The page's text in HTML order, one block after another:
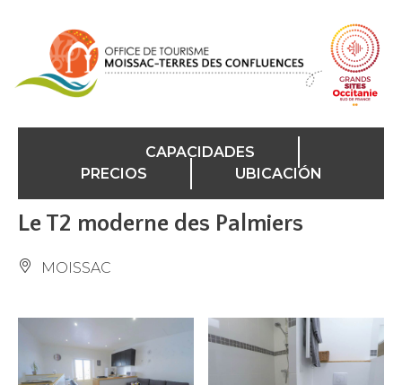
CAPACIDADES
PRECIOS
UBICACIÓN
Le T2 moderne des Palmiers
MOISSAC